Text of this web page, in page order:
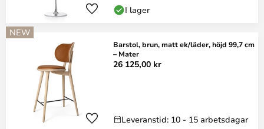
I lager
NEW
Barstol, brun, matt ek/läder, höjd 99,7 cm
– Mater
26 125,00 kr
Leveranstid: 10 - 15 arbetsdagar